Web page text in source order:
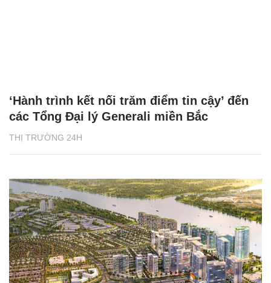
THỊ TRƯỜNG 24H
‘Hành trình kết nối trăm điểm tin cậy’ đến
các Tổng Đại lý Generali miền Bắc